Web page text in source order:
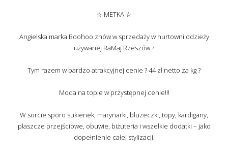
☆ METKA ☆
Angielska marka Boohoo znów w sprzedaży w hurtowni odzieży
używanej RaMaj Rzeszów ?
Tym razem w bardzo atrakcyjnej cenie ? 44 zł netto za kg ?
Moda na topie w przystępnej cenie!!!
W sorcie sporo sukienek, marynarki, bluzeczki, topy, kardigany,
płaszcze przejściowe, obuwie, biżuteria i wszelkie dodatki – jako
dopełnienie całej stylizacji.